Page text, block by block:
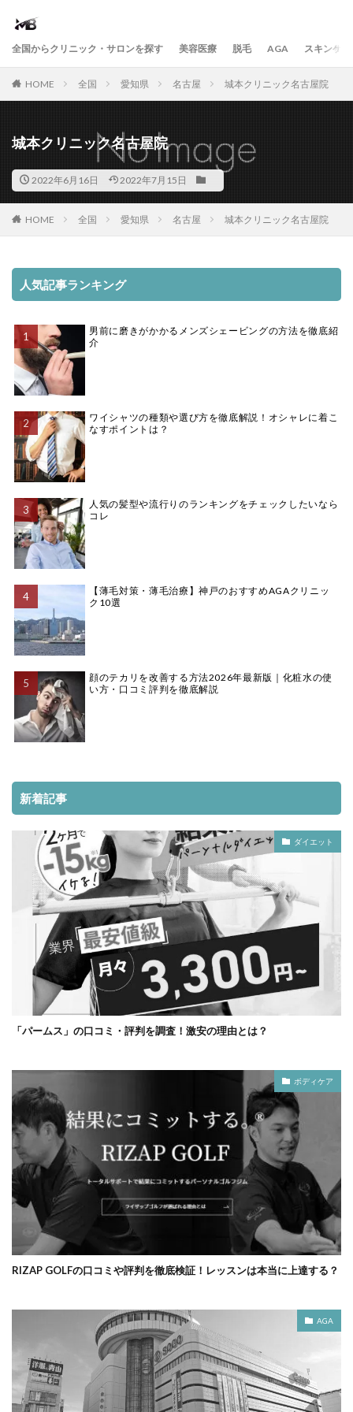
全国からクリニック・サロンを探す 美容医療 脱毛 AGA スキンケア
HOME 全国 愛知県 名古屋 城本クリニック名古屋院
城本クリニック名古屋院
2022年6月16日 2022年7月15日
HOME 全国 愛知県 名古屋 城本クリニック名古屋院
人気記事ランキング
男前に磨きがかかるメンズシェービングの方法を徹底紹
介
ワイシャツの種類や選び方を徹底解説！オシャレに着こ
なすポイントは？
人気の髪型や流行りのランキングをチェックしたいなら
コレ
【薄毛対策・薄毛治療】神戸のおすすめAGAクリニッ
ク10選
顔のテカリを改善する方法2026年最新版｜化粧水の使
い方・口コミ評判を徹底解説
新着記事
ダイエット
「パームス」の口コミ・評判を調査！激安の理由とは？
ボディケア
RIZAP GOLFの口コミや評判を徹底検証！レッスンは本当に上達する？
AGA